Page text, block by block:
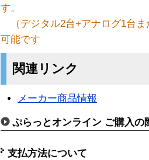
す。
（デジタル2台+アナログ1台ま
可能です
関連リンク
メーカー商品情報
ぷらっとオンライン ご購入の
支払方法について